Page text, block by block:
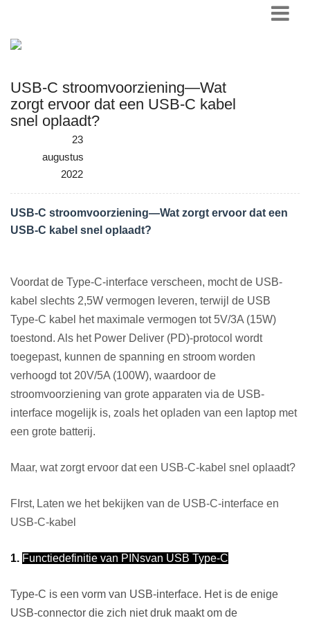
USB-C stroomvoorziening—Wat
zorgt ervoor dat een USB-C kabel
snel oplaadt?
23
augustus
2022
USB-C stroomvoorziening—Wat zorgt ervoor dat een
USB-C kabel snel oplaadt?
Voordat de Type-C-interface verscheen, mocht de USB-
kabel slechts 2,5W vermogen leveren, terwijl de USB
Type-C kabel het maximale vermogen tot 5V/3A (15W)
toestond. Als het Power Deliver (PD)-protocol wordt
toegepast, kunnen de spanning en stroom worden
verhoogd tot 20V/5A (100W), waardoor de
stroomvoorziening van grote apparaten via de USB-
interface mogelijk is, zoals het opladen van een laptop met
een grote batterij.
Maar, wat zorgt ervoor dat een USB-C-kabel snel oplaadt?
F Irst, Laten we het bekijken van de USB-C-interface en
USB-C-kabel
1. Functiedefinitie van PINsvan USB Type-C
Type-C is een vorm van USB-interface. Het is de enige
USB-connector die zich niet druk maakt om de